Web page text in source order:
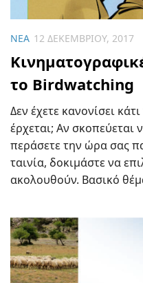
ΝΈΑ 12 ΔΕΚΕΜΒΡΊΟΥ, 2017
το Birdwatching
Δεν έχετε κανονίσει
έρχεται; Αν σκοπεύεται
περάσετε την ώρα σας
ταινία, δοκιμάστε να
ακολουθούν. Βασικό